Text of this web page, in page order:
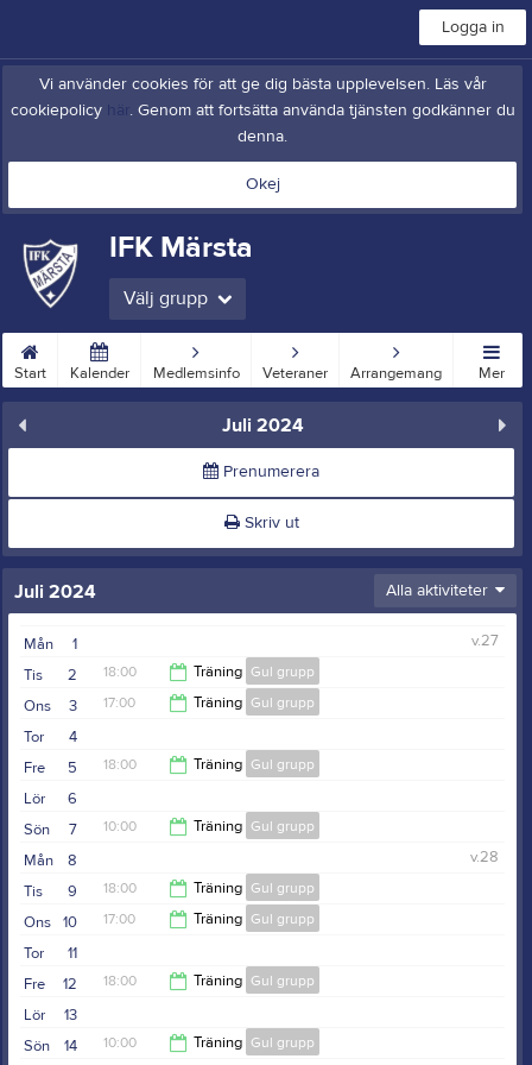
Logga in
Vi använder cookies för att ge dig bästa upplevelsen. Läs vår
cookiepolicy här. Genom att fortsätta använda tjänsten godkänner du
denna.
Okej
IFK Märsta
Välj grupp
Start Kalender Medlemsinfo Veteraner Arrangemang Mer
Juli 2024
Prenumerera
Skriv ut
Juli 2024 Alla aktiviteter
1
Mån
v.27
2
Tis 18:00 Träning Gul grupp
3
Ons 17:00 Träning Gul grupp
18:30
4
Tor
5
Fre 18:00 Träning Gul grupp
19:30
6
Lör
7
Sön 10:00 Träning Gul grupp
12:00
8
Mån
v.28
9
Tis 18:00 Träning Gul grupp
10
Ons 17:00 Träning Gul grupp
18:30
11
Tor
12
Fre 18:00 Träning Gul grupp
19:30
13
Lör
14
Sön 10:00 Träning Gul grupp